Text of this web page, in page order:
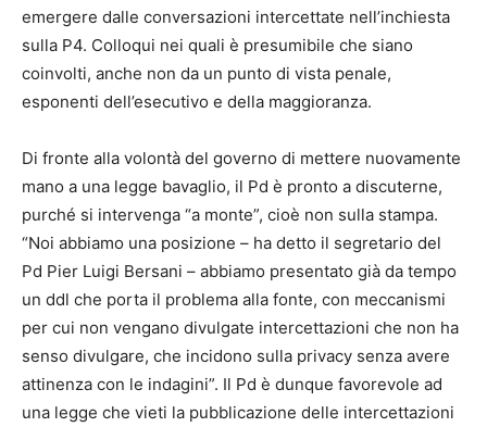
emergere dalle conversazioni intercettate nell’inchiesta
sulla P4. Colloqui nei quali è presumibile che siano
coinvolti, anche non da un punto di vista penale,
esponenti dell’esecutivo e della maggioranza.
Di fronte alla volontà del governo di mettere nuovamente
mano a una legge bavaglio, il Pd è pronto a discuterne,
purché si intervenga “a monte”, cioè non sulla stampa.
“Noi abbiamo una posizione – ha detto il segretario del
Pd Pier Luigi Bersani – abbiamo presentato già da tempo
un ddl che porta il problema alla fonte, con meccanismi
per cui non vengano divulgate intercettazioni che non ha
senso divulgare, che incidono sulla privacy senza avere
attinenza con le indagini”. Il Pd è dunque favorevole ad
una legge che vieti la pubblicazione delle intercettazioni